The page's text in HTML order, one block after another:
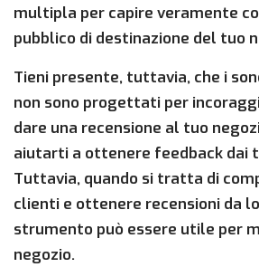
multipla per capire veramente
pubblico di destinazione del tuo
Tieni presente, tuttavia, che i
non sono progettati per
dare una recensione al tuo
aiutarti a ottenere feedback dai
Tuttavia, quando si tratta di
clienti e ottenere recensioni da
strumento può essere utile per
negozio.